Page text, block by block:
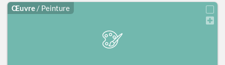
Œuvre / Peinture